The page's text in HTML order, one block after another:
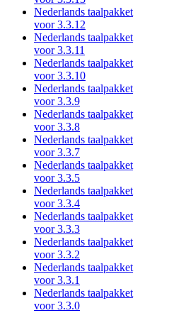
Nederlands taalpakket
voor 3.3.12
Nederlands taalpakket
voor 3.3.11
Nederlands taalpakket
voor 3.3.10
Nederlands taalpakket
voor 3.3.9
Nederlands taalpakket
voor 3.3.8
Nederlands taalpakket
voor 3.3.7
Nederlands taalpakket
voor 3.3.5
Nederlands taalpakket
voor 3.3.4
Nederlands taalpakket
voor 3.3.3
Nederlands taalpakket
voor 3.3.2
Nederlands taalpakket
voor 3.3.1
Nederlands taalpakket
voor 3.3.0